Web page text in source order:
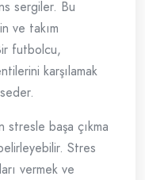
sergiler. Bu
ve takım
futbolcu,
karşılamak
stresle başa çıkma
Stres
vermek ve